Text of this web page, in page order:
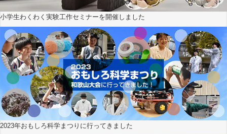
小学生わくわく実験工作セミナーを開催しました
2023年おもしろ科学まつりに行ってきました